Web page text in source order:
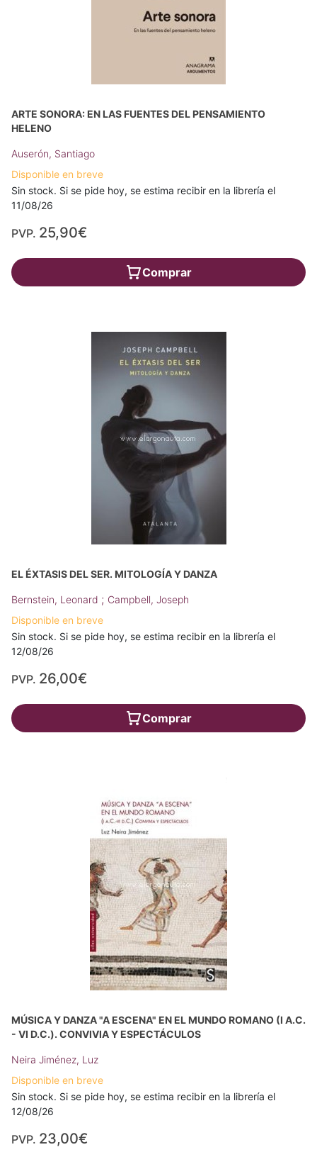
ARTE SONORA: EN LAS FUENTES DEL PENSAMIENTO
HELENO
Auserón, Santiago
Disponible en breve
Sin stock. Si se pide hoy, se estima recibir en la librería el
11/08/26
PVP. 25,90€
Comprar
EL ÉXTASIS DEL SER. MITOLOGÍA Y DANZA
Bernstein, Leonard ; Campbell, Joseph
Disponible en breve
Sin stock. Si se pide hoy, se estima recibir en la librería el
12/08/26
PVP. 26,00€
Comprar
MÚSICA Y DANZA "A ESCENA" EN EL MUNDO ROMANO (I A.C.
- VI D.C.). CONVIVIA Y ESPECTÁCULOS
Neira Jiménez, Luz
Disponible en breve
Sin stock. Si se pide hoy, se estima recibir en la librería el
12/08/26
PVP. 23,00€